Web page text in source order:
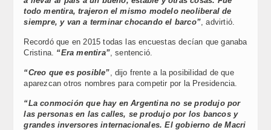
todo mentira, trajeron el mismo modelo neoliberal de
siempre, y van a terminar chocando el barco” , advirtió.
Recordó que en 2015 todas las encuestas decían que ganaba
Cristina. “Era mentira”, sentenció.
“Creo que es posible” , dijo frente a la posibilidad de que
aparezcan otros nombres para competir por la Presidencia.
“La conmoción que hay en Argentina no se produjo por
las personas en las calles, se produjo por los bancos y
grandes inversores internacionales. El gobierno de Macri